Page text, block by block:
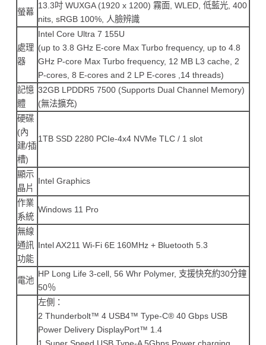
螢幕
13.3吋 WUXGA (1920 x 1200) 霧面, WLED, 低藍光, 400
nits, sRGB 100%, 人臉辨識
處理
器
Intel Core Ultra 7 155U
(up to 3.8 GHz E-core Max Turbo frequency, up to 4.8
GHz P-core Max Turbo frequency, 12 MB L3 cache, 2
P-cores, 8 E-cores and 2 LP E-cores ,14 threads)
記憶
體
32GB LPDDR5 7500 (Supports Dual Channel Memory)
(無法擴充)
硬碟
(內
建/插
槽)
1TB SSD 2280 PCIe-4x4 NVMe TLC / 1 slot
顯示
晶片
Intel Graphics
作業
系統
Windows 11 Pro
無線
通訊
功能
Intel AX211 Wi-Fi 6E 160MHz + Bluetooth 5.3
電池
HP Long Life 3-cell, 56 Whr Polymer, 支援快充約30分鐘
50％
左側：
2 Thunderbolt™ 4 USB4™ Type-C® 40 Gbps USB
Power Delivery DisplayPort™ 1.4